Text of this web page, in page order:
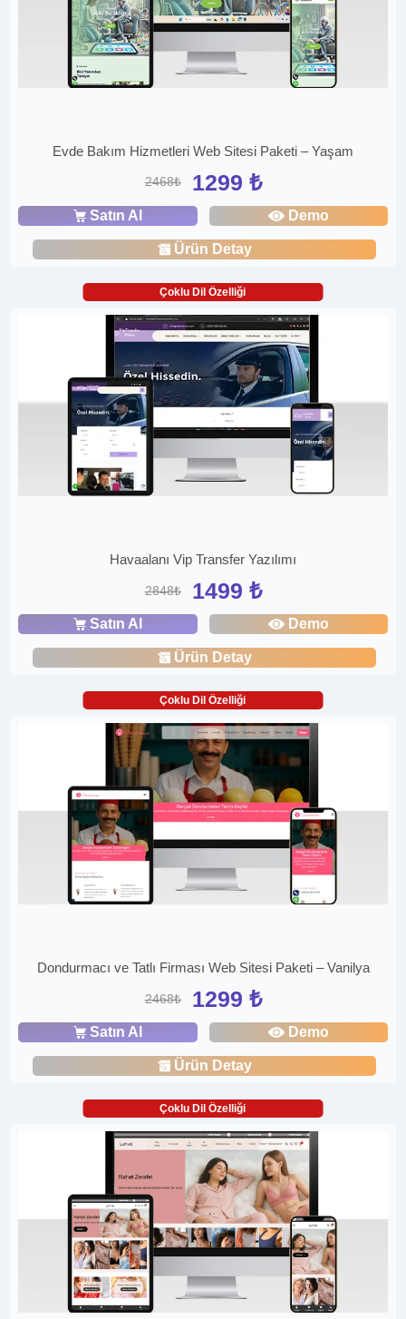
Evde Bakım Hizmetleri Web Sitesi Paketi – Yaşam
2468₺ 1299 ₺
Satın Al Demo
Ürün Detay
Çoklu Dil Özelliği
Havaalanı Vip Transfer Yazılımı
2848₺ 1499 ₺
Satın Al Demo
Ürün Detay
Çoklu Dil Özelliği
Dondurmacı ve Tatlı Firması Web Sitesi Paketi – Vanilya
2468₺ 1299 ₺
Satın Al Demo
Ürün Detay
Çoklu Dil Özelliği